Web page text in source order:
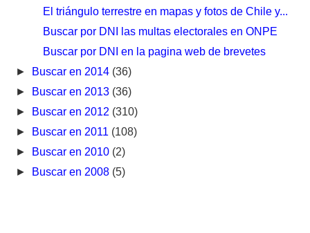
El triángulo terrestre en mapas y fotos de Chile y...
Buscar por DNI las multas electorales en ONPE
Buscar por DNI en la pagina web de brevetes
► Buscar en 2014 (36)
► Buscar en 2013 (36)
► Buscar en 2012 (310)
► Buscar en 2011 (108)
► Buscar en 2010 (2)
► Buscar en 2008 (5)